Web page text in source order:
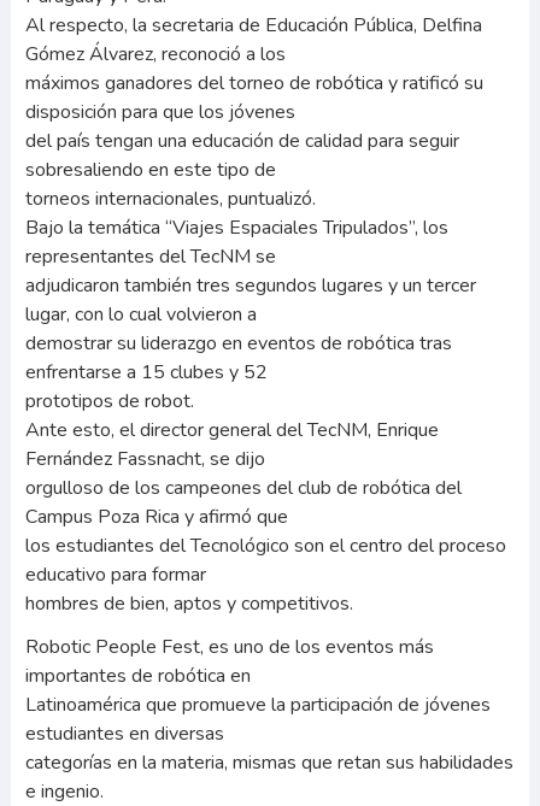
Al respecto, la secretaria de Educación Pública, Delfina
Gómez Álvarez, reconoció a los
máximos ganadores del torneo de robótica y ratificó su
disposición para que los jóvenes
del país tengan una educación de calidad para seguir
sobresaliendo en este tipo de
torneos internacionales, puntualizó.
Bajo la temática “Viajes Espaciales Tripulados”, los
representantes del TecNM se
adjudicaron también tres segundos lugares y un tercer
lugar, con lo cual volvieron a
demostrar su liderazgo en eventos de robótica tras
enfrentarse a 15 clubes y 52
prototipos de robot.
Ante esto, el director general del TecNM, Enrique
Fernández Fassnacht, se dijo
orgulloso de los campeones del club de robótica del
Campus Poza Rica y afirmó que
los estudiantes del Tecnológico son el centro del proceso
educativo para formar
hombres de bien, aptos y competitivos.
Robotic People Fest, es uno de los eventos más
importantes de robótica en
Latinoamérica que promueve la participación de jóvenes
estudiantes en diversas
categorías en la materia, mismas que retan sus habilidades
e ingenio.